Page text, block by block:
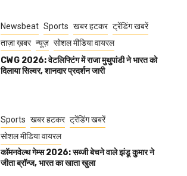
Newsbeat Sports खबर हटकर ट्रेंडिंग खबरें
ताज़ा ख़बर न्यूज़ सोशल मीडिया वायरल
CWG 2026: वेटलिफ्टिंग में राजा मुथुपांडी ने भारत को
दिलाया सिल्वर, शानदार प्रदर्शन जारी
Sports खबर हटकर ट्रेंडिंग खबरें
सोशल मीडिया वायरल
कॉमनवेल्थ गेम्स 2026: सब्जी बेचने वाले झंडू कुमार ने
जीता ब्रॉन्ज, भारत का खाता खुला